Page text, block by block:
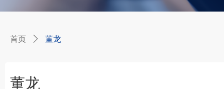
董龙
首页 ꄲ 董龙